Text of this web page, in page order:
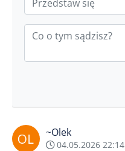
~Olek
04.05.2026 22:14